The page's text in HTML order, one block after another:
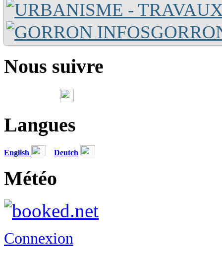
Nous suivre
Langues
English Deutch
Météo
Connexion